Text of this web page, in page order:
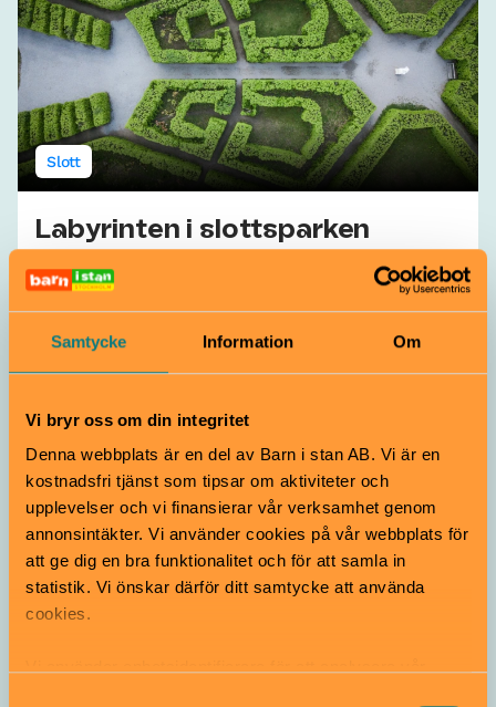
Samtycke Information Om
Vi bryr oss om din integritet
Denna webbplats är en del av Barn i stan AB. Vi är en
kostnadsfri tjänst som tipsar om aktiviteter och
upplevelser och vi finansierar vår verksamhet genom
annonsintäkter. Vi använder cookies på vår webbplats för
att ge dig en bra funktionalitet och för att samla in
statistik. Vi önskar därför ditt samtycke att använda
cookies.
Slott
Labyrinten i slottsparken
Gratis
Alla åldrar
I den del av Drottningholms slottspark som kallas
mitten!
Drottningholms slott | Ekerö
Parklek